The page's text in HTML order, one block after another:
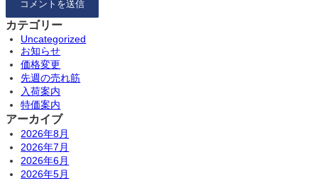
カテゴリー
Uncategorized
お知らせ
価格変更
先週の売れ筋
入荷案内
特価案内
アーカイブ
2026年8月
2026年7月
2026年6月
2026年5月